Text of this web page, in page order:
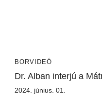
BORVIDEÓ
Dr. Alban interjú a
2024. június. 01.